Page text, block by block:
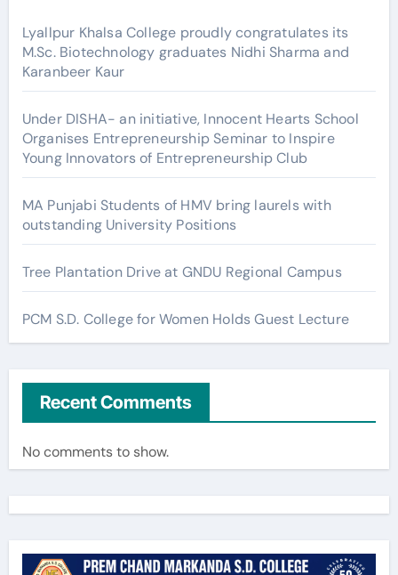
Lyallpur Khalsa College proudly congratulates its
M.Sc. Biotechnology graduates Nidhi Sharma and
Karanbeer Kaur
Under DISHA- an initiative, Innocent Hearts School
Organises Entrepreneurship Seminar to Inspire
Young Innovators of Entrepreneurship Club
MA Punjabi Students of HMV bring laurels with
outstanding University Positions
Tree Plantation Drive at GNDU Regional Campus
PCM S.D. College for Women Holds Guest Lecture
Recent Comments
No comments to show.